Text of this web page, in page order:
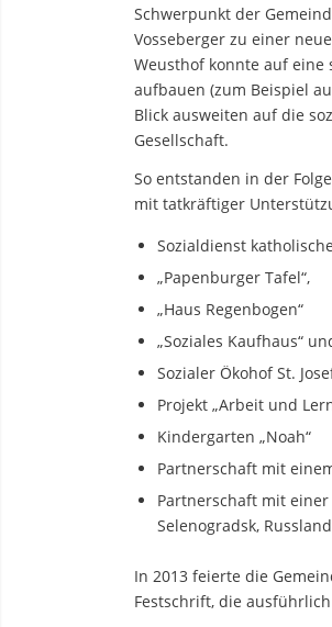
Schwerpunkt der
Vosseberger zu einer
Weusthof konnte auf
aufbauen (zum Beispiel
Blick ausweiten auf die
Gesellschaft.
So entstanden in der
mit tatkräftiger
Sozialdienst
„Papenburger Tafel“,
„Haus Regenbogen“
„Soziales Kaufhaus“
Sozialer Ökohof St.
Projekt „Arbeit und
Kindergarten „Noah“
Partnerschaft mit
Partnerschaft mit
Selenogradsk, Russland
In 2013 feierte die
Festschrift, die